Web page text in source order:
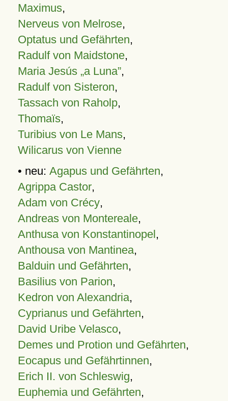
Maximus,
Nerveus von Melrose,
Optatus und Gefährten,
Radulf von Maidstone,
Maria Jesús „a Luna”,
Radulf von Sisteron,
Tassach von Raholp,
Thomaïs,
Turibius von Le Mans,
Wilicarus von Vienne
• neu: Agapus und Gefährten,
Agrippa Castor,
Adam von Crécy,
Andreas von Montereale,
Anthusa von Konstantinopel,
Anthousa von Mantinea,
Balduin und Gefährten,
Basilius von Parion,
Kedron von Alexandria,
Cyprianus und Gefährten,
David Uribe Velasco,
Demes und Protion und Gefährten,
Eocapus und Gefährtinnen,
Erich II. von Schleswig,
Euphemia und Gefährten,